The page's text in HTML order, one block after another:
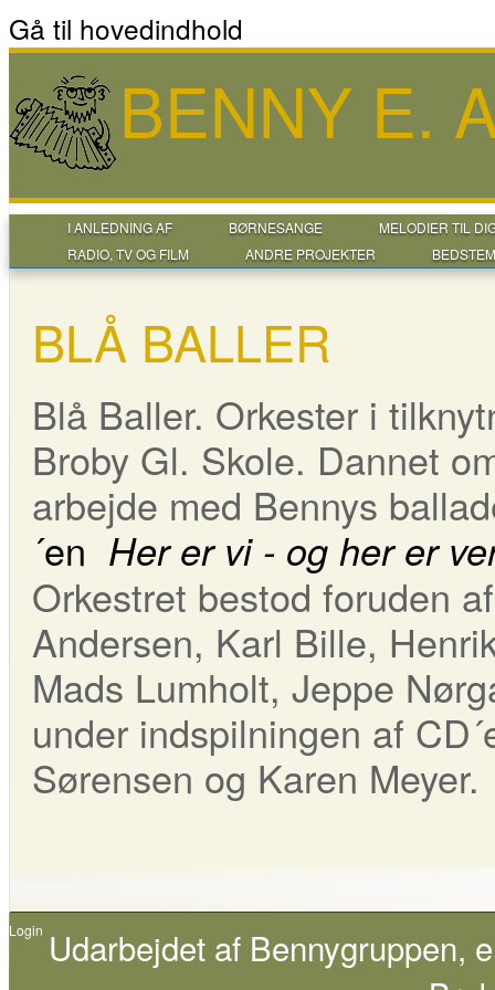
Gå til hovedindhold
BENNY E.
I ANLEDNING AF BØRNESANGE
MELODIER TIL
RADIO, TV OG FILM
ANDRE PROJEKTER
BLÅ BALLER
Blå Baller. Orkester i
Broby Gl. Skole. Dannet
arbejde med Bennys
´en Her er vi - og her er
Orkestret bestod foruden
Andersen, Karl Bille,
Mads Lumholt, Jeppe
under indspilningen af
Sørensen og Karen Meyer.
Login Udarbejdet af Bennygruppen,